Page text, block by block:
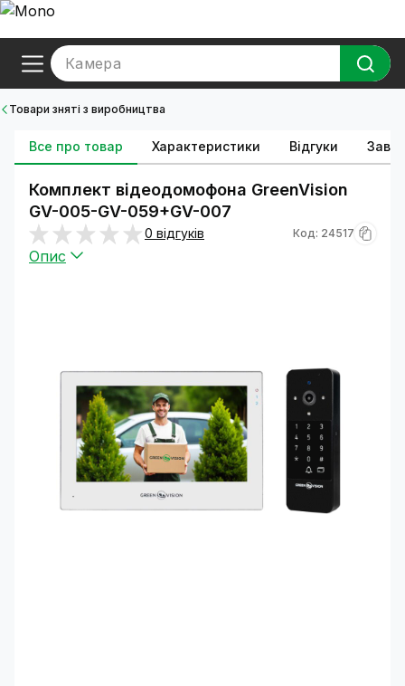
Камера
Товари зняті з виробництва
Все про товар Характеристики Відгуки
Комплект відеодомофона GreenVision
GV-005-GV-059+GV-007
0 відгуків Код: 24517
Опис